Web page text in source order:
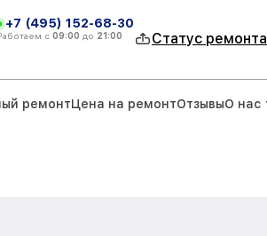
+7 (495) 152-68-30
с 09:00 до 21:00 Статус ремонта
ремонтЦена на ремонтОтзывыО нас